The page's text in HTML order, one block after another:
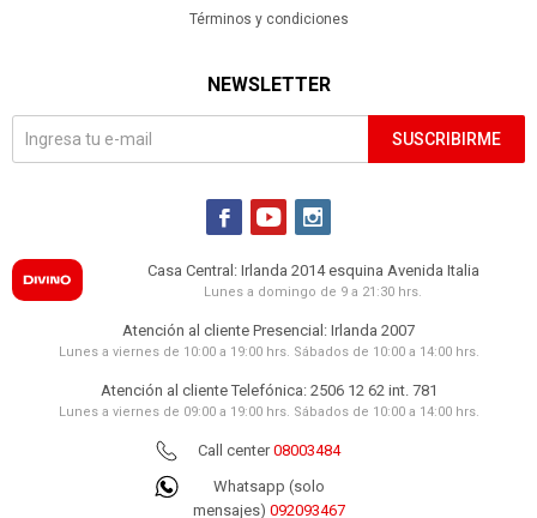
Términos y condiciones
NEWSLETTER
SUSCRIBIRME
  
Casa Central: Irlanda 2014 esquina Avenida Italia
Lunes a domingo de 9 a 21:30 hrs.
Atención al cliente Presencial: Irlanda 2007
Lunes a viernes de 10:00 a 19:00 hrs. Sábados de 10:00 a 14:00 hrs.
Atención al cliente Telefónica: 2506 12 62 int. 781
Lunes a viernes de 09:00 a 19:00 hrs. Sábados de 10:00 a 14:00 hrs.
Call center08003484
Whatsapp (solo
mensajes) 092093467